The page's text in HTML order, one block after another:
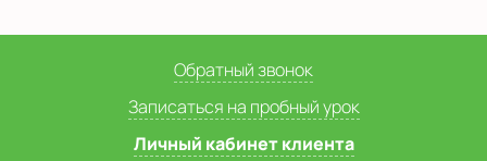
Обратный звонок
Записаться на пробный урок
Личный кабинет клиента